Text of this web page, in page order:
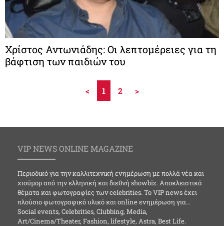
Χρίστος Αντωνιάδης: Oι λεπτομέρειες για τη
βάφτιση των παιδιών του
< 1 2 >
VIP NEWS ONLINE MAGAZINE
Περιοδικό για την καλλιτεχνική ενημέρωση με πολλά νέα και
χιούμορ από την ελληνική και διεθνή showbiz. Αποκλειστικά
θέματα και φωτογραφίες των celebrities. Το VIP news έχει
πλούσιο φωτογραφικό υλικό και online ενημέρωση για…
Social events, Celebrities, Clubbing, Media,
Art/Cinema/Theater, Fashion, lifestyle, Astra, Best Life.